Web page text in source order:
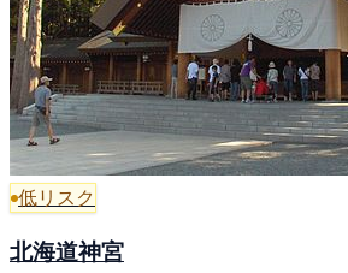
低リスク
北海道神宮